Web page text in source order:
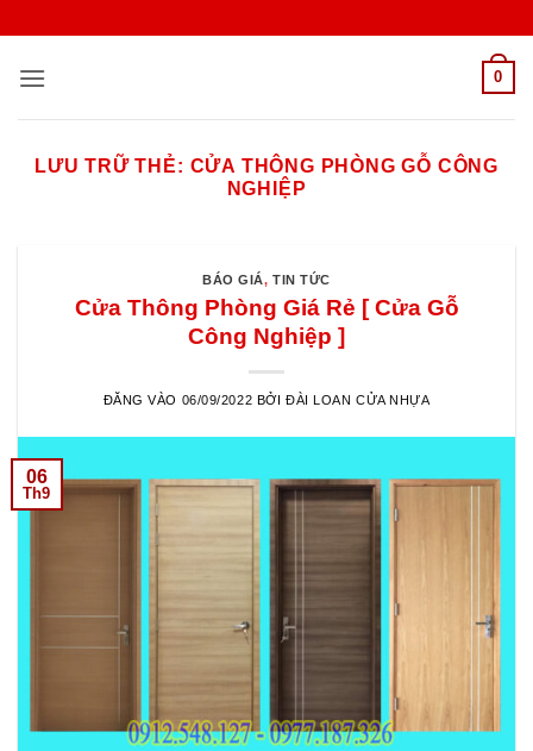
nội
0
LƯU TRỮ THẺ: CỬA THÔNG PHÒNG GỖ CÔNG
NGHIỆP
BÁO GIÁ,TIN TỨC
Cửa Thông Phòng Giá Rẻ [ Cửa Gỗ
Công Nghiệp ]
ĐĂNG VÀO 06/09/2022 BỞI ĐÀI LOAN CỬA NHỰA
06
Th9